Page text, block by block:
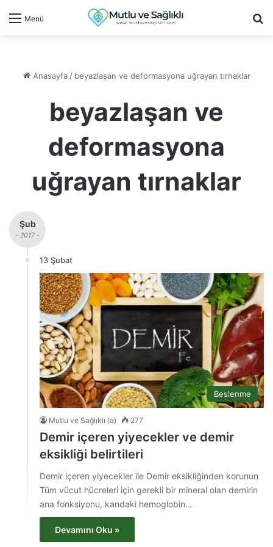
Menü
Anasayfa / beyazlaşan ve deformasyona uğrayan tırnaklar
beyazlaşan ve
deformasyona
uğrayan tırnaklar
Şub
- 2017 -
13 Şubat
Beslenme
Mutlu ve Sağlıklı (a) 277
Demir içeren yiyecekler ve demir
eksikliği belirtileri
Demir içeren yiyecekler ile Demir eksikliğinden korunun
Tüm vücut hücreleri için gerekli bir mineral olan demirin
ana fonksiyonu, kandaki hemoglobin…
Devamını Oku »